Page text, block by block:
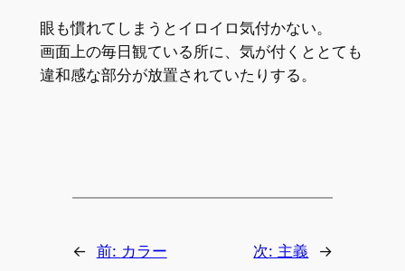
眼も慣れてしまうとイロイロ気付かない。
画面上の毎日観ている所に、気が付くととても
違和感な部分が放置されていたりする。
← 前: カラー 次: 主義 →